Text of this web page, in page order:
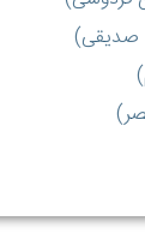
صدیقی)